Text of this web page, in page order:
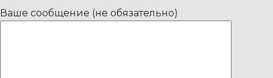
Ваше сообщение (не обязательно)